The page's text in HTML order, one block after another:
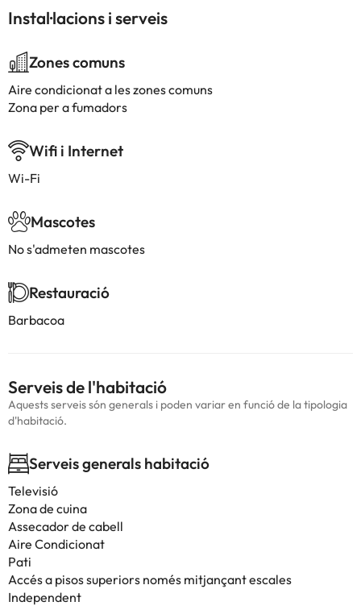
Instal·lacions i serveis
Zones comuns
Aire condicionat a les zones comuns
Zona per a fumadors
Wifi i Internet
Wi-Fi
Mascotes
No s'admeten mascotes
Restauració
Barbacoa
Serveis de l'habitació
Aquests serveis són generals i poden variar en funció de la tipologia
d'habitació.
Serveis generals habitació
Televisió
Zona de cuina
Assecador de cabell
Aire Condicionat
Pati
Accés a pisos superiors només mitjançant escales
Independent